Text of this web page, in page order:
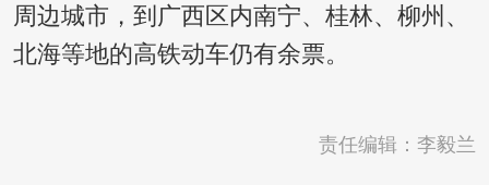
周边城市，到广西区内南宁、桂林、柳州、
北海等地的高铁动车仍有余票。
责任编辑：李毅兰